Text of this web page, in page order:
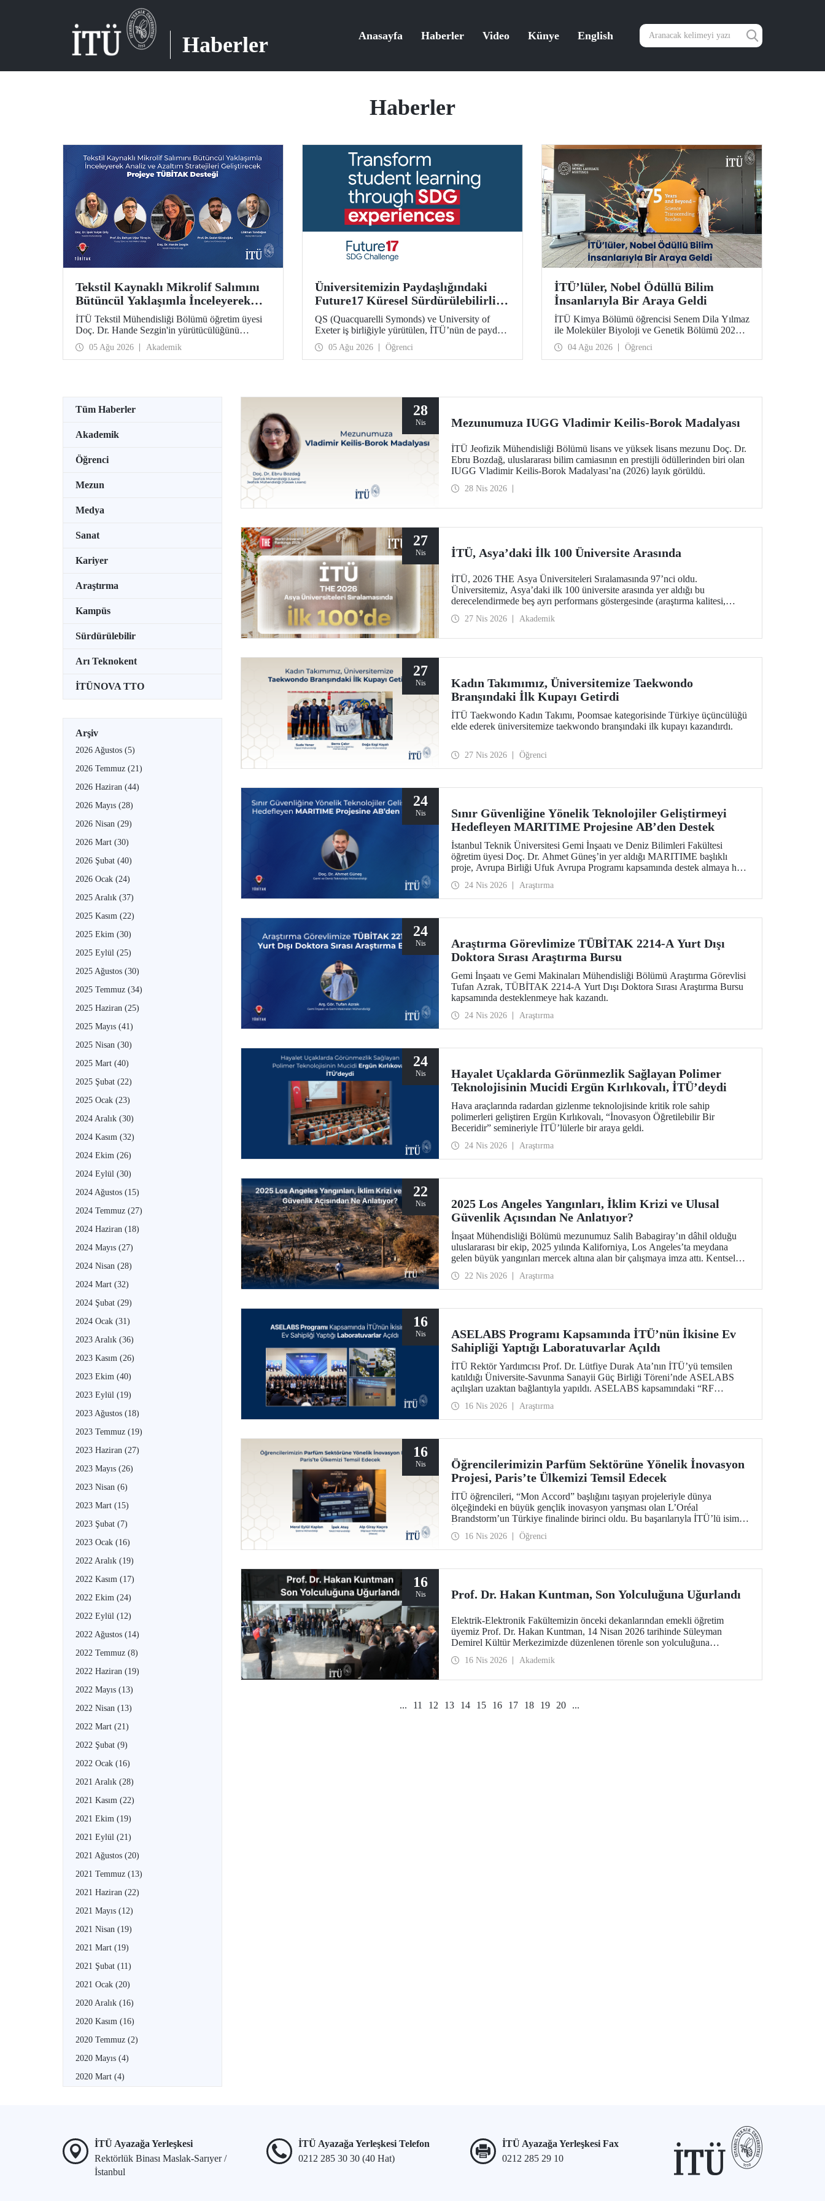
Haberler Anasayfa Haberler Video Künye English
Haberler
Tekstil Kaynaklı Mikrolif Salımını
Bütüncül Yaklaşımla İnceleyerek
Analiz ve Azaltım Stratejileri
Geliştirecek Projeye TÜBİTAK
Desteği
İTÜ Tekstil Mühendisliği Bölümü öğretim üyesi
Doç. Dr. Hande Sezgin'in yürütücülüğünü
üstlendiği “Sürdürülebilir Pamuk ve Polyester
Esaslı Tekstil Ürünlerinde Kullanım Koşullarına
Bağlı Mikrolif Salımı: Aşınma, UV Maruziyeti ve
proje, TÜBİTAK 2515 – COST Aksiyon Üyeleri
Ar-Ge Destek Programı kapsamında
05 Ağu 2026 Akademik
Üniversitemizin Paydaşlığındaki
Future17 Küresel Sürdürülebilirlik
Proje Programı, Öğrencilerimizin
Başvurularını Bekliyor
QS (Quacquarelli Symonds) ve University of
Exeter iş birliğiyle yürütülen, İTÜ’nün de paydaşı
olduğu Future17 Küresel Sürdürülebilirlik Proje
Programı için yeni dönem öğrenci başvuruları
açıldı. Başvurular için son gün 31 Ağustos!
05 Ağu 2026 Öğrenci
İTÜ’lüler, Nobel Ödüllü Bilim
İnsanlarıyla Bir Araya Geldi
İTÜ Kimya Bölümü öğrencisi Senem Dila Yılmaz
ile Moleküler Biyoloji ve Genetik Bölümü 2026
yılı mezunu Elif Önel, TÜBİTAK 2224-C Yurt
Dışı Bilimsel Etkinliklere Katılım Desteği
kapsamında 75’inci Lindau Nobel Ödüllü Bilim
04 Ağu 2026 Öğrenci
Tüm Haberler
Akademik
Öğrenci
Mezun
Medya
Sanat
Kariyer
Araştırma
Kampüs
Sürdürülebilir
Arı Teknokent
İTÜNOVA TTO
Arşiv
2026 Ağustos (5)
2026 Temmuz (21)
2026 Haziran (44)
2026 Mayıs (28)
2026 Nisan (29)
2026 Mart (30)
2026 Şubat (40)
2026 Ocak (24)
2025 Aralık (37)
2025 Kasım (22)
2025 Ekim (30)
2025 Eylül (25)
2025 Ağustos (30)
2025 Temmuz (34)
2025 Haziran (25)
2025 Mayıs (41)
2025 Nisan (30)
2025 Mart (40)
2025 Şubat (22)
2025 Ocak (23)
2024 Aralık (30)
2024 Kasım (32)
2024 Ekim (26)
2024 Eylül (30)
2024 Ağustos (15)
2024 Temmuz (27)
2024 Haziran (18)
2024 Mayıs (27)
2024 Nisan (28)
2024 Mart (32)
2024 Şubat (29)
2024 Ocak (31)
2023 Aralık (36)
2023 Kasım (26)
2023 Ekim (40)
2023 Eylül (19)
2023 Ağustos (18)
2023 Temmuz (19)
2023 Haziran (27)
2023 Mayıs (26)
2023 Nisan (6)
2023 Mart (15)
2023 Şubat (7)
2023 Ocak (16)
2022 Aralık (19)
2022 Kasım (17)
2022 Ekim (24)
2022 Eylül (12)
2022 Ağustos (14)
2022 Temmuz (8)
2022 Haziran (19)
2022 Mayıs (13)
2022 Nisan (13)
2022 Mart (21)
2022 Şubat (9)
2022 Ocak (16)
2021 Aralık (28)
2021 Kasım (22)
2021 Ekim (19)
2021 Eylül (21)
2021 Ağustos (20)
2021 Temmuz (13)
2021 Haziran (22)
2021 Mayıs (12)
2021 Nisan (19)
2021 Mart (19)
2021 Şubat (11)
2021 Ocak (20)
2020 Aralık (16)
2020 Kasım (16)
2020 Temmuz (2)
2020 Mayıs (4)
2020 Mart (4)
28
Nis Mezunumuza IUGG Vladimir Keilis-Borok Madalyası
İTÜ Jeofizik Mühendisliği Bölümü lisans ve yüksek lisans mezunu Doç. Dr.
Ebru Bozdağ, uluslararası bilim camiasının en prestijli ödüllerinden biri olan
IUGG Vladimir Keilis-Borok Madalyası’na (2026) layık görüldü.
28 Nis 2026
27
Nis İTÜ, Asya’daki İlk 100 Üniversite Arasında
İTÜ, 2026 THE Asya Üniversiteleri Sıralamasında 97’nci oldu.
Üniversitemiz, Asya’daki ilk 100 üniversite arasında yer aldığı bu
derecelendirmede beş ayrı performans göstergesinde (araştırma kalitesi,
27 Nis 2026 Akademik
27
Nis
Kadın Takımımız, Üniversitemize Taekwondo
Branşındaki İlk Kupayı Getirdi
İTÜ Taekwondo Kadın Takımı, Poomsae kategorisinde Türkiye üçüncülüğü
elde ederek üniversitemize taekwondo branşındaki ilk kupayı kazandırdı.
27 Nis 2026 Öğrenci
24
Nis
Sınır Güvenliğine Yönelik Teknolojiler Geliştirmeyi
Hedefleyen MARITIME Projesine AB’den Destek
İstanbul Teknik Üniversitesi Gemi İnşaatı ve Deniz Bilimleri Fakültesi
öğretim üyesi Doç. Dr. Ahmet Güneş’in yer aldığı MARITIME başlıklı
proje, Avrupa Birliği Ufuk Avrupa Programı kapsamında destek almaya hak
24 Nis 2026 Araştırma
24
Nis
Araştırma Görevlimize TÜBİTAK 2214-A Yurt Dışı
Doktora Sırası Araştırma Bursu
Gemi İnşaatı ve Gemi Makinaları Mühendisliği Bölümü Araştırma Görevlisi
Tufan Azrak, TÜBİTAK 2214-A Yurt Dışı Doktora Sırası Araştırma Bursu
kapsamında desteklenmeye hak kazandı.
24 Nis 2026 Araştırma
24
Nis
Hayalet Uçaklarda Görünmezlik Sağlayan Polimer
Teknolojisinin Mucidi Ergün Kırlıkovalı, İTÜ’deydi
Hava araçlarında radardan gizlenme teknolojisinde kritik role sahip
polimerleri geliştiren Ergün Kırlıkovalı, “İnovasyon Öğretilebilir Bir
Beceridir” semineriyle İTÜ’lülerle bir araya geldi.
24 Nis 2026 Araştırma
22
Nis
2025 Los Angeles Yangınları, İklim Krizi ve Ulusal
Güvenlik Açısından Ne Anlatıyor?
İnşaat Mühendisliği Bölümü mezunumuz Salih Babagiray’ın dâhil olduğu
uluslararası bir ekip, 2025 yılında Kaliforniya, Los Angeles’ta meydana
gelen büyük yangınları mercek altına alan bir çalışmaya imza attı. Kentsel
kazanan bir ulusal güvenlik meselesi olduğuna vurgu yapan araştırma,
Nature’ın kentler odaklı yayın organı olan Nature Cities’te yayımlandı.
22 Nis 2026 Araştırma
16
Nis
ASELABS Programı Kapsamında İTÜ’nün İkisine Ev
Sahipliği Yaptığı Laboratuvarlar Açıldı
İTÜ Rektör Yardımcısı Prof. Dr. Lütfiye Durak Ata’nın İTÜ’yü temsilen
katıldığı Üniversite-Savunma Sanayii Güç Birliği Töreni’nde ASELABS
açılışları uzaktan bağlantıyla yapıldı. ASELABS kapsamındaki “RF
Üstü ve Otonomi Teknolojileri Laboratuvarı” İTÜ’nün Ayazağa
Yerleşkesi’nde yer alıyor.
16 Nis 2026 Araştırma
16
Nis
Öğrencilerimizin Parfüm Sektörüne Yönelik İnovasyon
Projesi, Paris’te Ülkemizi Temsil Edecek
İTÜ öğrencileri, “Mon Accord” başlığını taşıyan projeleriyle dünya
ölçeğindeki en büyük gençlik inovasyon yarışması olan L’Oréal
Brandstorm’un Türkiye finalinde birinci oldu. Bu başarılarıyla İTÜ’lü isimler
İpek Ateş, Meral Eylül Kaplan ve Alp Giray Kaçıra yarışmanın Paris ev
sahipliğinde düzenlenecek küresel finalinde Türkiye’yi temsil edecekler.
16 Nis 2026 Öğrenci
16
Nis Prof. Dr. Hakan Kuntman, Son Yolculuğuna Uğurlandı
Elektrik-Elektronik Fakültemizin önceki dekanlarından emekli öğretim
üyemiz Prof. Dr. Hakan Kuntman, 14 Nisan 2026 tarihinde Süleyman
Demirel Kültür Merkezimizde düzenlenen törenle son yolculuğuna
16 Nis 2026 Akademik
... 11 12 13 14 15 16 17 18 19 20 ...
İTÜ Ayazağa Yerleşkesi
Rektörlük Binası Maslak-Sarıyer /
İstanbul
İTÜ Ayazağa Yerleşkesi Telefon
0212 285 30 30 (40 Hat)
İTÜ Ayazağa Yerleşkesi Fax
0212 285 29 10